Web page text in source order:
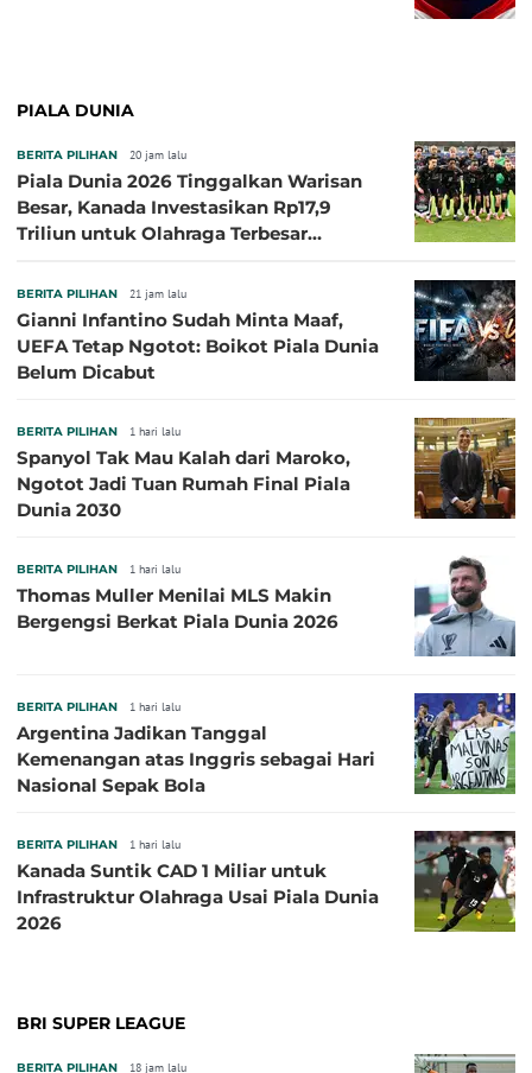
PIALA DUNIA
BERITA PILIHAN 20 jam lalu
Piala Dunia 2026 Tinggalkan Warisan
Besar, Kanada Investasikan Rp17,9
Triliun untuk Olahraga Terbesar
BERITA PILIHAN 21 jam lalu
Gianni Infantino Sudah Minta Maaf,
UEFA Tetap Ngotot: Boikot Piala Dunia
Belum Dicabut
BERITA PILIHAN 1 hari lalu
Spanyol Tak Mau Kalah dari Maroko,
Ngotot Jadi Tuan Rumah Final Piala
Dunia 2030
BERITA PILIHAN 1 hari lalu
Thomas Muller Menilai MLS Makin
Bergengsi Berkat Piala Dunia 2026
BERITA PILIHAN 1 hari lalu
Argentina Jadikan Tanggal
Kemenangan atas Inggris sebagai Hari
Nasional Sepak Bola
BERITA PILIHAN 1 hari lalu
Kanada Suntik CAD 1 Miliar untuk
Infrastruktur Olahraga Usai Piala Dunia
2026
BRI SUPER LEAGUE
BERITA PILIHAN 18 jam lalu